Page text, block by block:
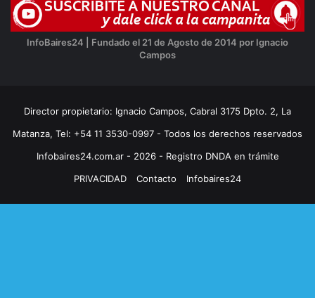
InfoBaires24 | Fundado el 21 de Agosto de 2014 por Ignacio
Campos
Director propietario: Ignacio Campos, Cabral 3175 Dpto. 2, La
Matanza, Tel: +54 11 3530-0997 - Todos los derechos reservados
Infobaires24.com.ar - 2026 - Registro DNDA en trámite
PRIVACIDAD
Contacto Infobaires24